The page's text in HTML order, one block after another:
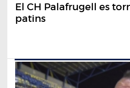
El CH Palafrugell es
patins